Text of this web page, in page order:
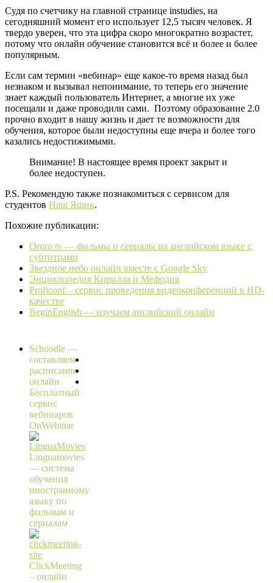
Судя по счетчику на главной странице instudies, на
сегодняшний момент его использует 12,5 тысяч человек. Я
твердо уверен, что эта цифра скоро многократно возрастет,
потому что онлайн обучение становится всё и более и более
популярным.
Если сам термин «вебинар» еще какое-то время назад был
незнаком и вызывал непонимание, то теперь его значение
знает каждый пользователь Интернет, а многие их уже
посещали и даже проводили сами. Поэтому образование 2.0
прочно входит в нашу жизнь и дает те возможности для
обучения, которое были недоступны еще вчера и более того
казались недостижимыми.
Внимание! В настоящее время проект закрыт и
более недоступен.
P.S. Рекомендую также познакомиться с сервисом для
студентов Наш Ящик.
Похожие публикации:
Ororo tv — фильмы и сериалы на английском языке с
субтитрами
Звездное небо онлайн вместе с Google Sky
Энциклопедия Кирилла и Мефодия
Proficonf – сервис проведения видеоконференций в HD-
качестве
BeginEnglish — изучаем английский онлайн
Schoodle —
составляем
расписание
онлайн
Бесплатный
сервис
вебинаров
OnWebinar
Linguamovies
— система
обучения
иностранному
языку по
фильмам и
сериалам
ClickMeeting
– онлайн